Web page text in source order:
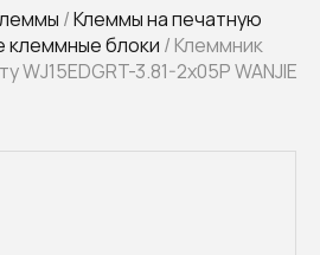
/Клеммы на печатную
клеммные блоки / Клеммник
WJ15EDGRT-3.81-2x05P WANJIE